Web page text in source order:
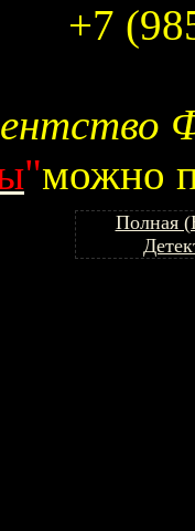
+7
"можно
Полная